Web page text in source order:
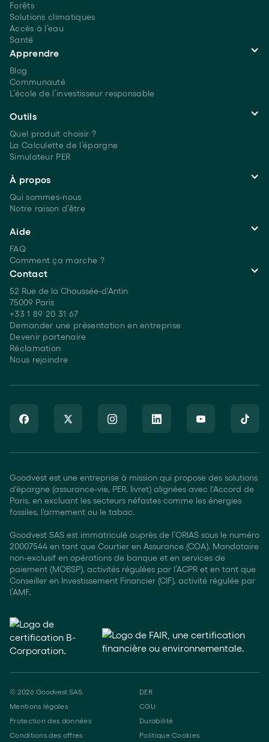
Forêts
Solutions climatiques
Accès à l’eau
Santé
Apprendre
Blog
Communauté
L’école de l’investisseur responsable
Outils
Quel produit choisir ?
La Calculette de l’épargne
Simulateur PER
À propos
Qui sommes-nous
Notre raison d’être
Aide
FAQ
Comment ça marche ?
Contact
52 Rue de la Chaussée-d'Antin
75009 Paris
+33 1 89 20 31 67
Demander une présentation en entreprise
Devenir partenaire
Réclamation
Nous rejoindre
Goodvest est une entreprise à mission qui propose des solutions
d'épargne (assurance-vie, PER, livret) alignées avec l'Accord de
Paris, en excluant les secteurs néfastes comme les énergies
fossiles, l'armement ou le tabac.
Goodvest SAS est immatriculé auprès de l’ORIAS sous le numéro
20007544 en tant que Courtier en Assurance (COA), Mandataire
non-exclusif en opérations de banque et en services de
paiement (MOBSP), activités régulées par l’ACPR et en tant que
Conseiller en Investissement Financier (CIF), activité régulée par
l’AMF.
© 2026 Goodvest SAS.
Mentions légales
DER
CGU
Conditions des offres
Protection des données
Durabilité
Politique Cookies